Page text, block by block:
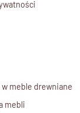
wpisuje się w
meble drewniane
mebli